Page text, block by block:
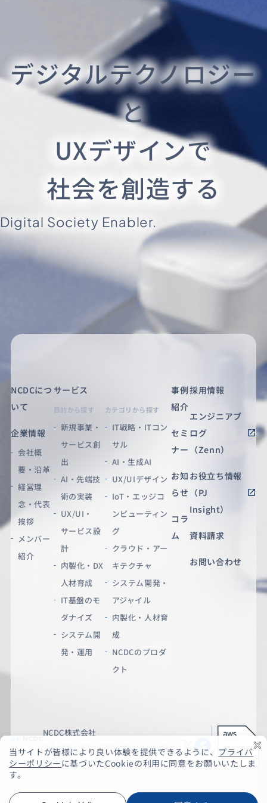
デジタルテクノロジー
と
UXデザインで
社会を創造する
Digital Society Enabler.
NCDCにつ
いて
企業情報
会社概
要・沿革
経営理
念・代表
挨拶
メンバー
紹介
サービス
目的から探す
新規事業・
サービス創
出
AI・先端技
術の実装
UX/UI・
サービス設
計
内製化・DX
人材育成
IT基盤のモ
ダナイズ
システム開
発・運用
カテゴリから探す
IT戦略・ITコン
サル
AI・生成AI
UX/UIデザイン
IoT・エッジコ
ンピューティン
グ
クラウド・アー
キテクチャ
システム開発・
アジャイル
内製化・人材育
成
NCDCのプロダ
クト
事例
紹介
セミ
ナー
お知
らせ
コラ
ム
採用情報
エンジニアブ
ログ
（Zenn）
お役立ち情報
（PJ
Insight）
資料請求
お問い合わせ
NCDC株式会社
Tel. 050-3852-6483 Fax. 03-6636-
9576